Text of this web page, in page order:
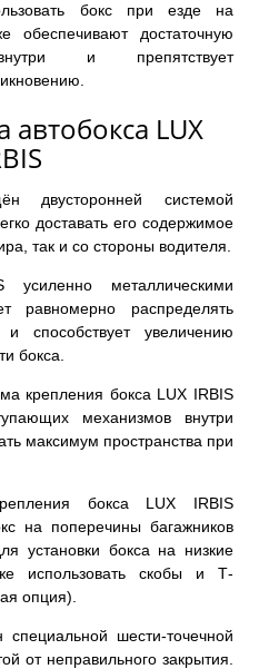
бокс при езде на
обеспечивают достаточную
и препятствует
LUX
двусторонней системой
доставать его содержимое
так и со стороны водителя.
металлическими
равномерно распределять
способствует увеличению
бокса.
крепления бокса LUX IRBIS
механизмов внутри
максимум пространства при
бокса LUX IRBIS
на поперечины багажников
установки бокса на низкие
использовать скобы и Т-
опция).
шести-точечной
от неправильного закрытия.